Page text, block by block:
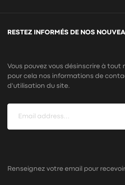
RESTEZ INFORMÉS DE NOS
Vous pouvez vous désinscrire à tout
pour cela nos informations de
d'utilisation du site.
Renseignez votre email pour